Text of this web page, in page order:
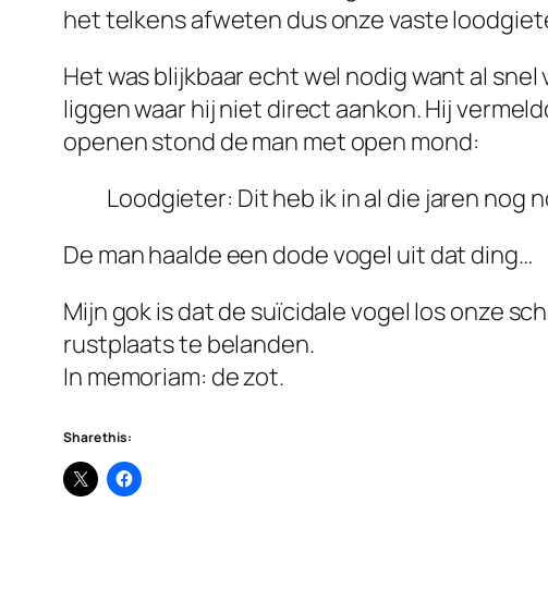
het telkens afweten dus onze vaste
Het was blijkbaar echt wel nodig want al
liggen waar hij niet direct aankon. Hij
openen stond de man met open mond:
Loodgieter: Dit heb ik in al die jaren nog
De man haalde een dode vogel uit dat ding…
Mijn gok is dat de suïcidale vogel los onze
rustplaats te belanden.
In memoriam: de zot.
Share this: